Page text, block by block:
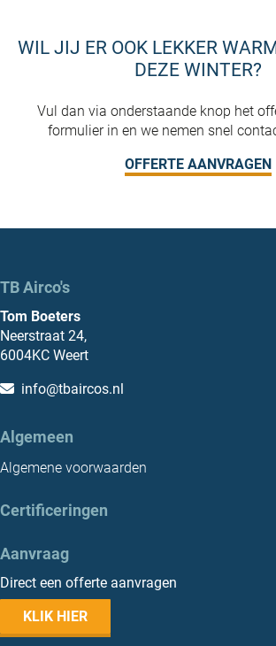
WIL JIJ ER OOK LEKKER
DEZE WINTER?
Vul dan via onderstaande knop het
formulier in en we nemen snel
OFFERTE AANVRAGEN
TB Airco's
Tom Boeters
Neerstraat 24,
6004KC Weert
info@tbaircos.nl
Algemeen
Algemene voorwaarden
Certificeringen
Aanvraag
Direct een offerte aanvragen
KLIK HIER